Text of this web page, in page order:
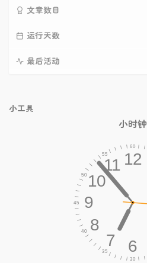
文章数目
运行天数
最后活动
小工具
小时钟